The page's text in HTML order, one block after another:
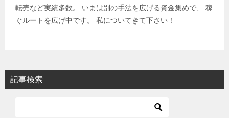
転売など実績多数。 いまは別の手法を広げる資金集めで、 稼
ぐルートを広げ中です。 私についてきて下さい！
記事検索